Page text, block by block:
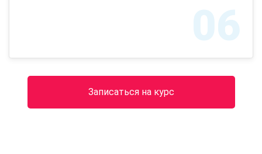
06
Записаться на курс